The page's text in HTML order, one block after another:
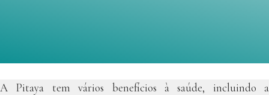
A Pitaya tem vários benefícios à saúde, incluindo a